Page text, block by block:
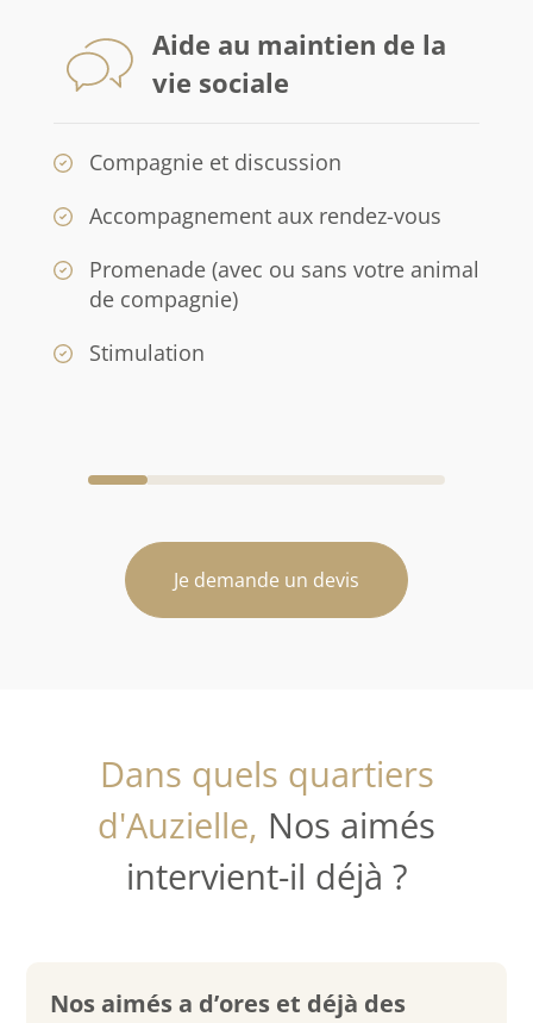
Aide au maintien de la
vie sociale
Compagnie et discussion
Accompagnement aux rendez-vous
Promenade (avec ou sans votre animal
de compagnie)
Stimulation
Je demande un devis
Dans quels quartiers
d'Auzielle, Nos aimés
intervient-il déjà ?
Nos aimés a d’ores et déjà des